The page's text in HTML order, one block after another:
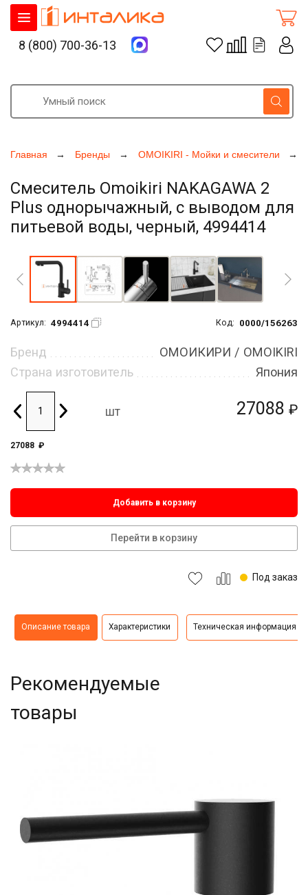
Главная Бренды OMOIKIRI - Мойки и смесители
Смеситель Omoikiri NAKAGAWA 2
Plus однорычажный, с выводом для
питьевой воды, черный, 4994414
Артикул: 4994414 Код: 0000/156263
27088 ₽
Бренд
ОМОИКИРИ / OMOIKIRI
Страна изготовитель
Япония
шт
27088 ₽
Добавить в корзину
Перейти в корзину
Под заказ
Описание товара Характеристики Техническая информация
Рекомендуемые
товары
8 (800) 700-36-13